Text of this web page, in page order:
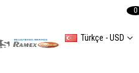
Türkçe - USD
0